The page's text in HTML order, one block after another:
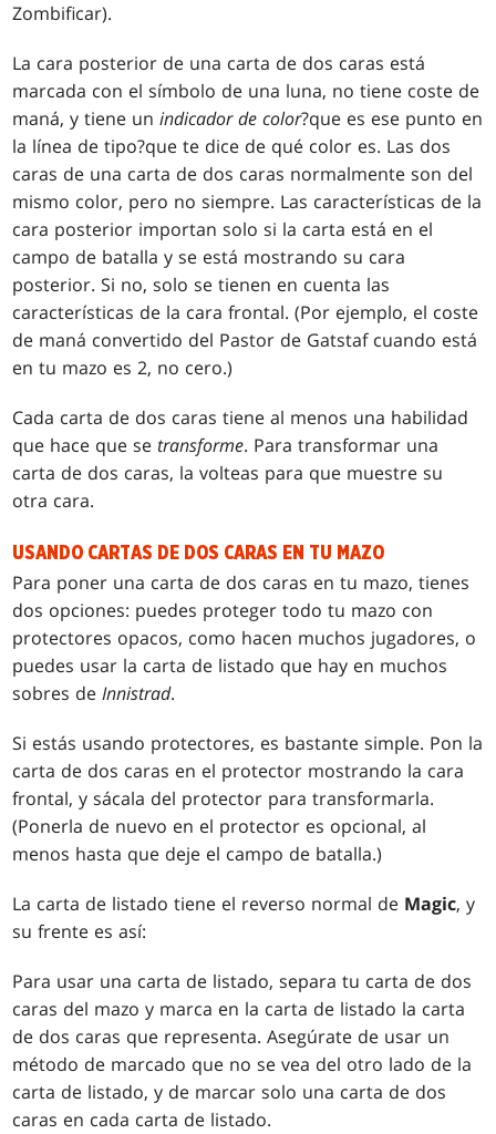
Zombificar).
La cara posterior de una carta de dos caras está
marcada con el símbolo de una luna, no tiene coste de
maná, y tiene unindicador de color?que es ese punto en
la línea de tipo?que te dice de qué color es. Las dos
caras de una carta de dos caras normalmente son del
mismo color, pero no siempre. Las características de la
cara posterior importan solo si la carta está en el
campo de batalla y se está mostrando su cara
posterior. Si no, solo se tienen en cuenta las
características de la cara frontal. (Por ejemplo, el coste
de maná convertido del Pastor de Gatstaf cuando está
en tu mazo es 2, no cero.)
Cada carta de dos caras tiene al menos una habilidad
que hace que setransforme. Para transformar una
carta de dos caras, la volteas para que muestre su
otra cara.
USANDO CARTAS DE DOS CARAS EN TU MAZO
Para poner una carta de dos caras en tu mazo, tienes
dos opciones: puedes proteger todo tu mazo con
protectores opacos, como hacen muchos jugadores, o
puedes usar la carta de listado que hay en muchos
sobres deInnistrad.
Si estás usando protectores, es bastante simple. Pon la
carta de dos caras en el protector mostrando la cara
frontal, y sácala del protector para transformarla.
(Ponerla de nuevo en el protector es opcional, al
menos hasta que deje el campo de batalla.)
La carta de listado tiene el reverso normal de Magic, y
su frente es así:
Para usar una carta de listado, separa tu carta de dos
caras del mazo y marca en la carta de listado la carta
de dos caras que representa. Asegúrate de usar un
método de marcado que no se vea del otro lado de la
carta de listado, y de marcar solo una carta de dos
caras en cada carta de listado.